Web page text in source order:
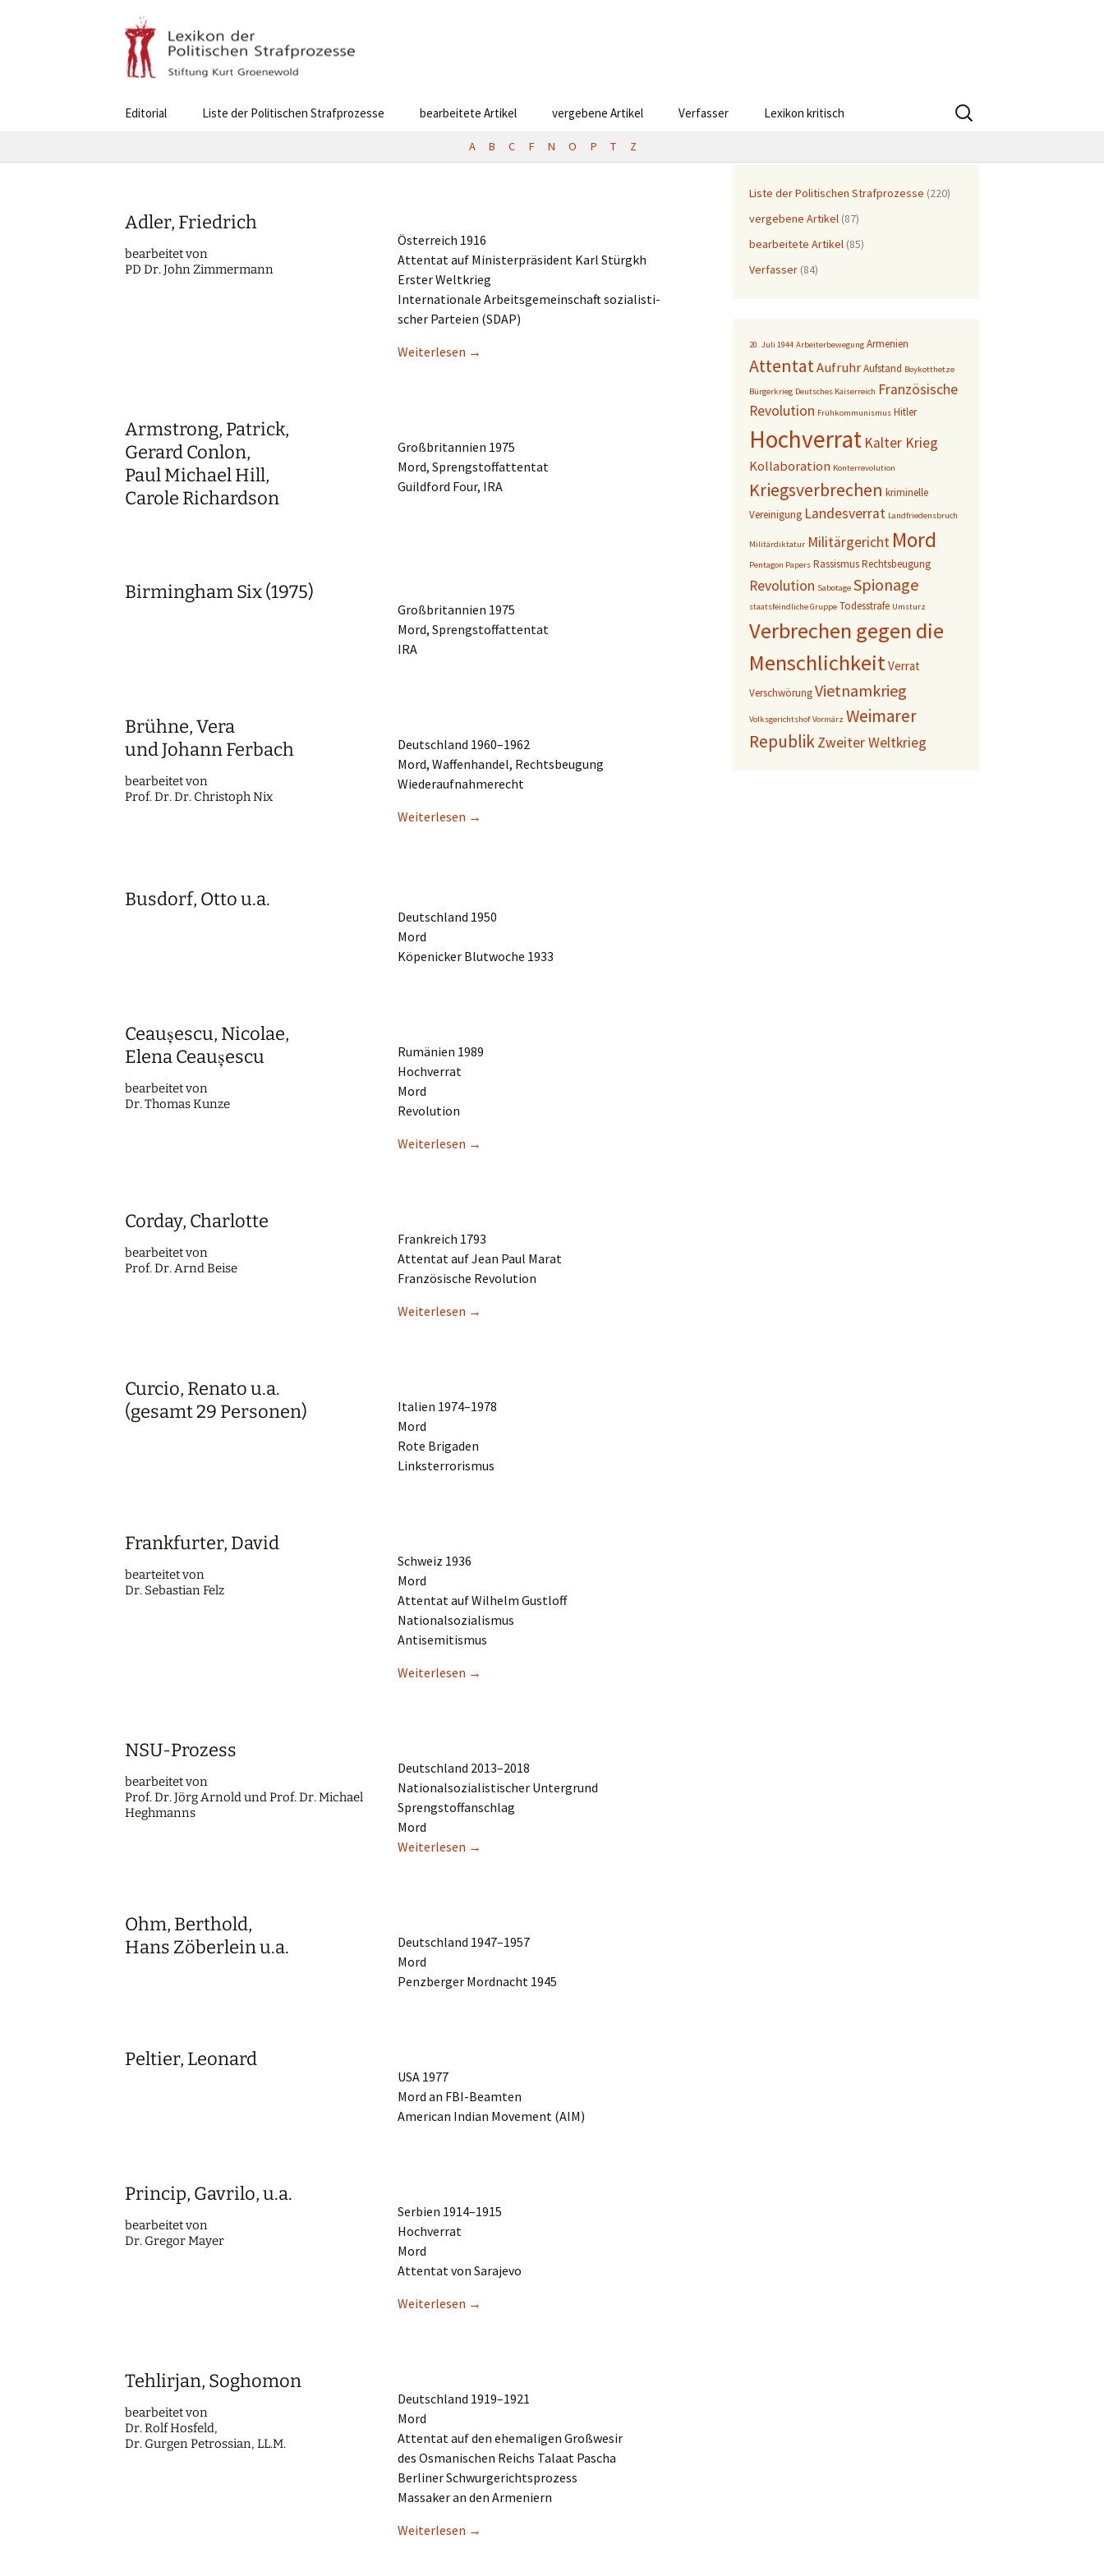
Editorial Liste der Politischen Strafprozesse bearbeitete Artikel vergebene Artikel Verfasser Lexikon kritisch
Suchen
nach:
A B C F N O P T Z
Adler, Friedrich
bearbei­tet von
PD Dr. John Zimmermann
Öster­reich 1916
Atten­tat auf Minis­ter­prä­si­dent Karl Stürgkh
Erster Weltkrieg
Inter­na­tio­na­le Arbeits­ge­mein­schaft sozia­lis­ti­
scher Partei­en (SDAP)
Weiter­le­sen →
Armstrong, Patrick,
Gerard Conlon,
Paul Michael Hill,
Carole Richardson
Großbri­tan­ni­en 1975
Mord, Sprengstoffattentat
Guild­ford Four, IRA
Birmingham Six (1975)
Großbri­tan­ni­en 1975
Mord, Sprengstoffattentat
IRA
Brühne, Vera
und Johann Ferbach
bearbei­tet von
Prof. Dr. Dr. Chris­toph Nix
Deutsch­land 1960–1962
Mord, Waffen­han­del, Rechtsbeugung
Wiederaufnahmerecht
Weiter­le­sen →
Busdorf, Otto u.a.
Deutsch­land 1950
Mord
Köpeni­cker Blutwo­che 1933
Ceaușescu, Nicolae,
Elena Ceaușescu
bearbei­tet von
Dr. Thomas Kunze
Rumäni­en 1989
Hochverrat
Mord
Revolution
Weiter­le­sen →
Corday, Charlotte
bearbei­tet von
Prof. Dr. Arnd Beise
Frank­reich 1793
Atten­tat auf Jean Paul Marat
Franzö­si­sche Revolution
Weiter­le­sen →
Curcio, Renato u.a.
(gesamt 29 Personen)
Itali­en 1974–1978
Mord
Rote Brigaden
Linksterrorismus
Frankfurter, David
beartei­tet von
Dr. Sebas­ti­an Felz
Schweiz 1936
Mord
Atten­tat auf Wilhelm Gustloff
Nationalsozialismus
Antisemitismus
Weiter­le­sen →
NSU-Prozess
bearbei­tet von
Prof. Dr. Jörg Arnold und Prof. Dr. Micha­el
Heghmanns
Deutsch­land 2013–2018
Natio­nal­so­zia­lis­ti­scher Untergrund
Sprengstoffanschlag
Mord
Weiter­le­sen →
Ohm, Berthold,
Hans Zöberlein u.a.
Deutsch­land 1947–1957
Mord
Penzber­ger Mordnacht 1945
Peltier, Leonard
USA 1977
Mord an FBI-Beamten
Ameri­can Indian Movement (AIM)
Princip, Gavrilo, u.a.
bearbei­tet von
Dr. Gregor Mayer
Serbi­en 1914–1915
Hochverrat
Mord
Atten­tat von Sarajevo
Weiter­le­sen →
Tehlirjan, Soghomon
bearbei­tet von
Dr. Rolf Hosfeld,
Dr. Gurgen Petros­si­an, LL.M.
Deutsch­land 1919–1921
Mord
Atten­tat auf den ehema­li­gen Großwesir
des Osmani­schen Reichs Talaat Pascha
Berli­ner Schwurgerichtsprozess
Massa­ker an den Armeniern
Weiter­le­sen →
Liste der Politischen Strafprozesse (220)
vergebene Artikel (87)
bearbeitete Artikel (85)
Verfasser (84)
20. Juli 1944 Arbeiterbewegung Armenien
AttentatAufruhrAufstand Boykotthetze
Bürgerkrieg Deutsches Kaiserreich Französische
Revolution Frühkommunismus Hitler
Hochverrat Kalter Krieg
Kollaboration Konterrevolution
Kriegsverbrechen kriminelle
Vereinigung Landesverrat Landfriedensbruch
Militärdiktatur Militärgericht Mord
Pentagon Papers RassismusRechtsbeugung
Revolution Sabotage Spionage
staatsfeindliche Gruppe Todesstrafe Umsturz
Verbrechen gegen die
MenschlichkeitVerrat
VerschwörungVietnamkrieg
Volksgerichtshof Vormärz Weimarer
RepublikZweiter Weltkrieg